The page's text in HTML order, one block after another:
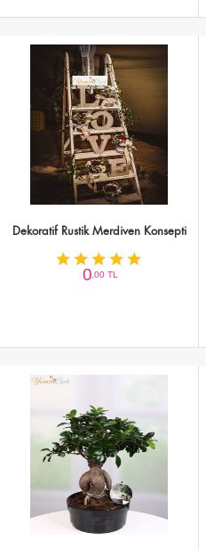
Dekoratif Rustik Merdiven Konsepti
0,00 TL